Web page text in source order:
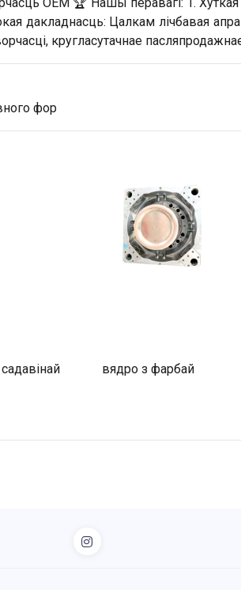
дакладнасць: Цалкам лічбавая
кругласутачнае
фор
вядро з фарбай